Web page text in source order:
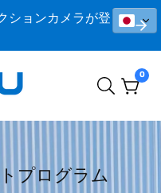
ションカメラが登
00
個
テ
プログラム